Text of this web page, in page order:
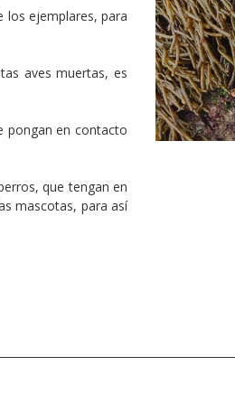
los ejemplares, para
aves muertas, es
pongan en contacto
que tengan en
mascotas, para así